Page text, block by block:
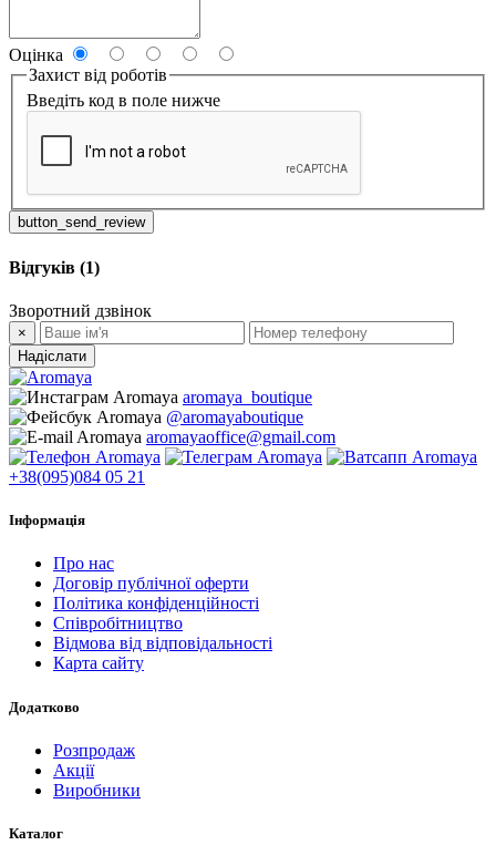
Оцінка
Захист від роботів
Введіть код в поле нижче
button_send_review
Відгуків (1)
Зворотний дзвінок
×
Надіслати
aromaya_boutique
@aromayaboutique
aromayaoffice@gmail.com
+38(095)084 05 21
Інформація
Про нас
Договір публічної оферти
Політика конфіденційності
Співробітництво
Відмова від відповідальності
Карта сайту
Додатково
Розпродаж
Акції
Виробники
Каталог